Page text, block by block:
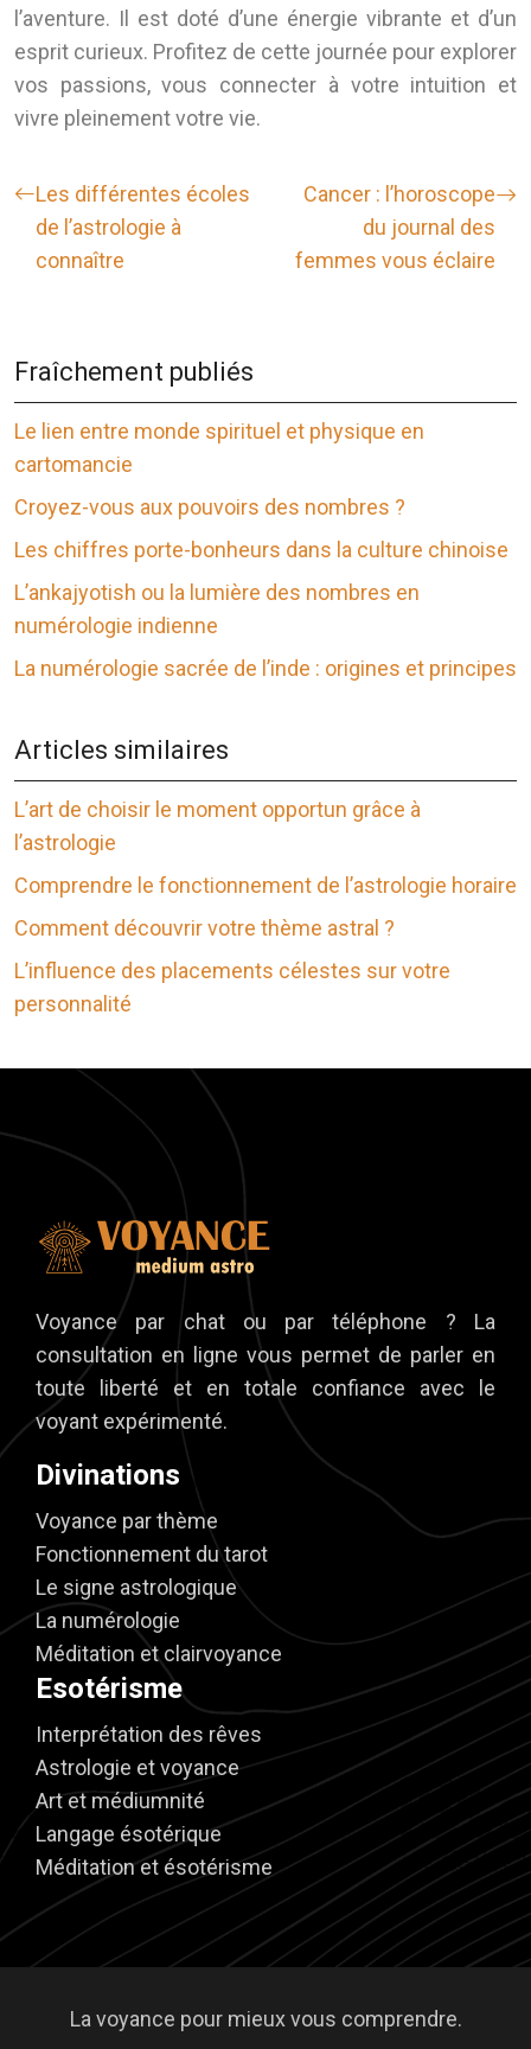
l’aventure. Il est doté d’une énergie vibrante et d’un
esprit curieux. Profitez de cette journée pour explorer
vos passions, vous connecter à votre intuition et
vivre pleinement votre vie.
Les différentes écoles
de l’astrologie à
connaître
Cancer : l’horoscope
du journal des
femmes vous éclaire
Fraîchement publiés
Le lien entre monde spirituel et physique en
cartomancie
Croyez-vous aux pouvoirs des nombres ?
Les chiffres porte-bonheurs dans la culture chinoise
L’ankajyotish ou la lumière des nombres en
numérologie indienne
La numérologie sacrée de l’inde : origines et principes
Articles similaires
L’art de choisir le moment opportun grâce à
l’astrologie
Comprendre le fonctionnement de l’astrologie horaire
Comment découvrir votre thème astral ?
L’influence des placements célestes sur votre
personnalité
Voyance par chat ou par téléphone ? La
consultation en ligne vous permet de parler en
toute liberté et en totale confiance avec le
voyant expérimenté.
Divinations
Voyance par thème
Fonctionnement du tarot
Le signe astrologique
La numérologie
Méditation et clairvoyance
Esotérisme
Interprétation des rêves
Astrologie et voyance
Art et médiumnité
Langage ésotérique
Méditation et ésotérisme
La voyance pour mieux vous comprendre.